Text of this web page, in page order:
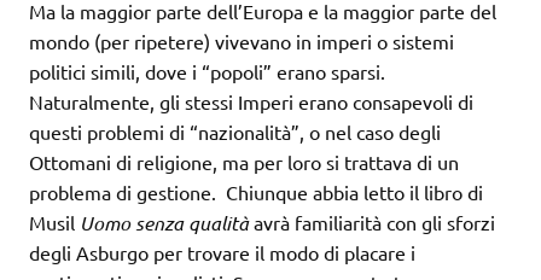
Ma la maggior parte dell’Europa e la maggior parte del
mondo (per ripetere) vivevano in imperi o sistemi
politici simili, dove i “popoli” erano sparsi.
Naturalmente, gli stessi Imperi erano consapevoli di
questi problemi di “nazionalità”, o nel caso degli
Ottomani di religione, ma per loro si trattava di un
problema di gestione. Chiunque abbia letto il libro di
Musil Uomo senza qualitàavrà familiarità con gli sforzi
degli Asburgo per trovare il modo di placare i